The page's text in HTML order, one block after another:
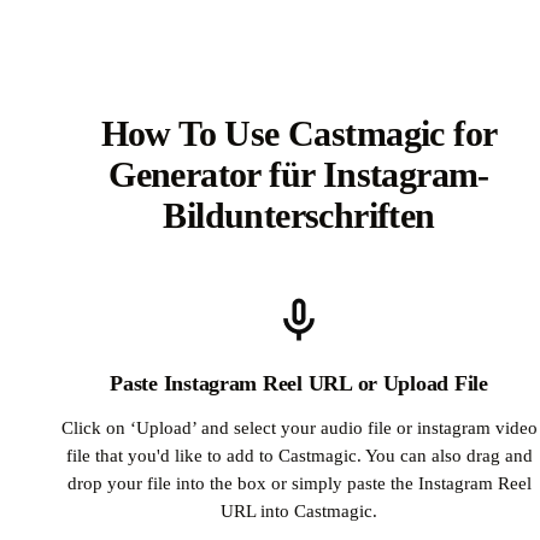
How To Use Castmagic for
Generator für Instagram-
Bildunterschriften
Paste Instagram Reel URL or Upload File
Click on ‘Upload’ and select your audio file or instagram video
file that you'd like to add to Castmagic. You can also drag and
drop your file into the box or simply paste the Instagram Reel
URL into Castmagic.